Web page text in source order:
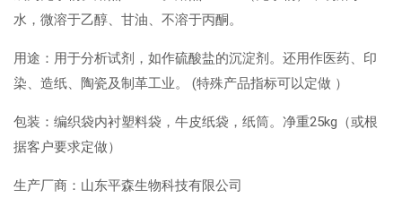
水，微溶于乙醇、甘油、不溶于丙酮。
用途：用于分析试剂，如作硫酸盐的沉淀剂。还用作医药、印
染、造纸、陶瓷及制革工业。 (特殊产品指标可以定做 ）
包装：编织袋内衬塑料袋，牛皮纸袋，纸筒。净重25kg（或根
据客户要求定做）
生产厂商：山东平森生物科技有限公司